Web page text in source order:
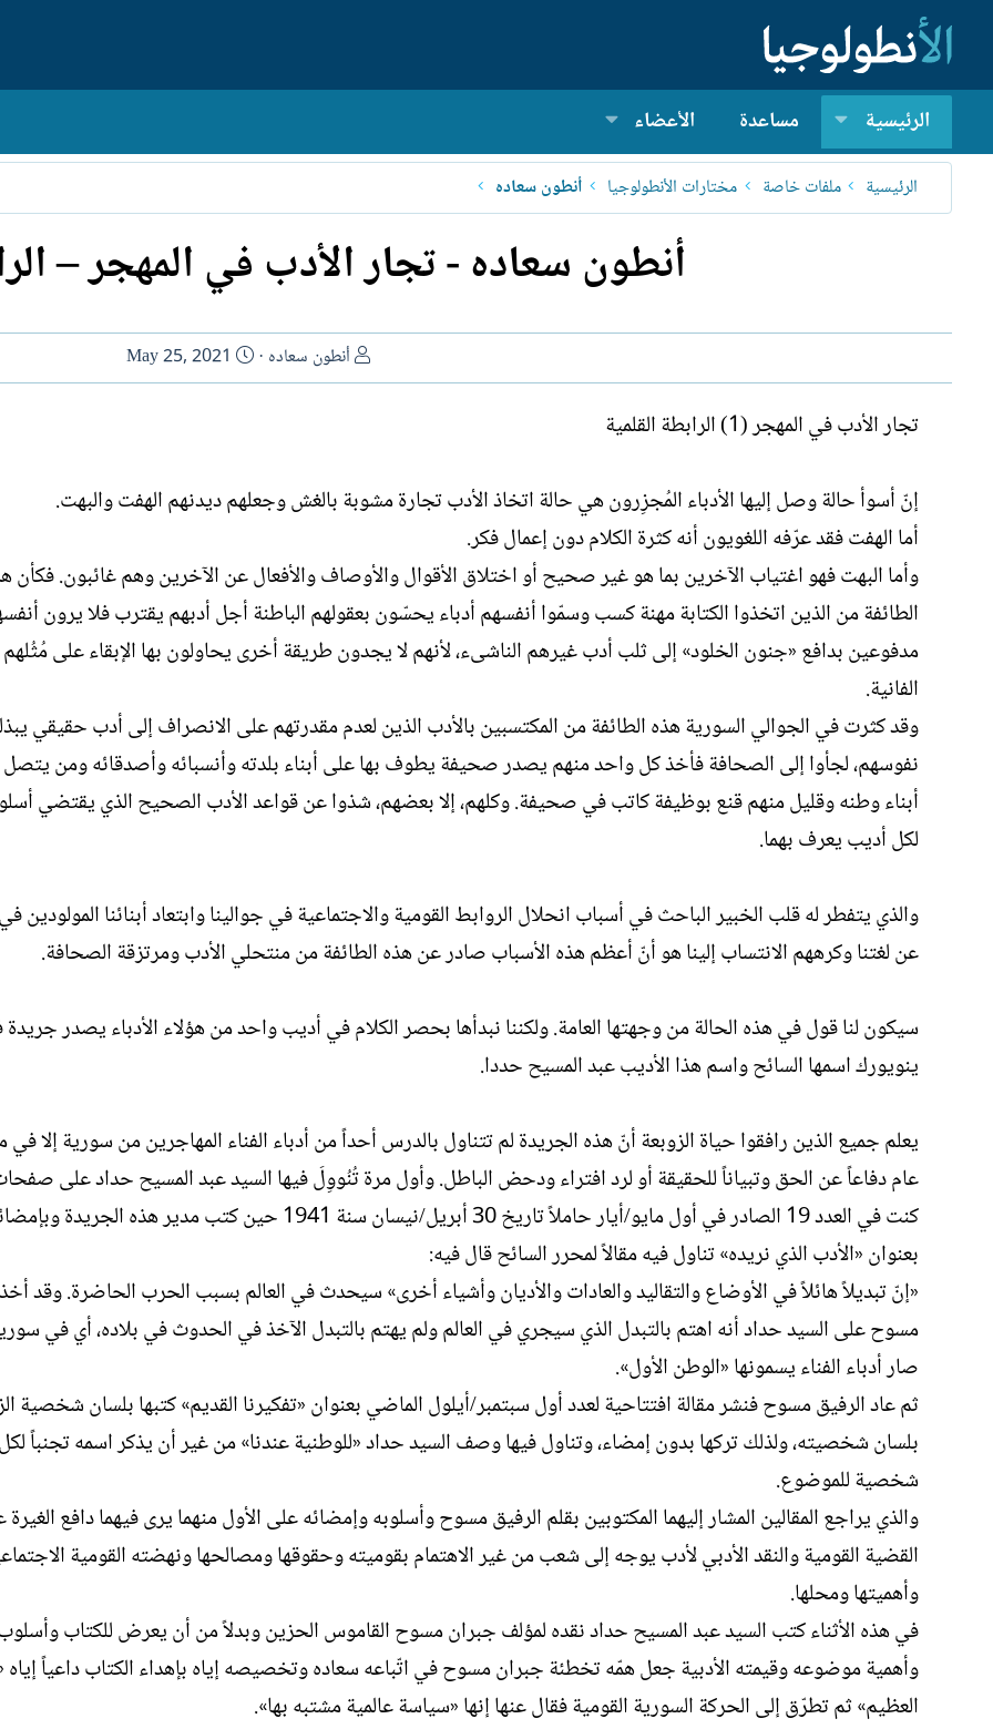
الرئيسية مساعدة الأعضاء
الرئيسية ملفات خاصة مختارات الأنطولوجيا أنطون سعاده
أنطون سعاده - تجار الأدب في المهجر –
ا
ل
ب
أنطون سعاده
ا
ل
ن
ش
ا
ء
May 25, 2021
تجار الأدب في المهجر (1) الرابطة القلمية
إنّ أسوأ حالة وصل إليها الأدباء المُجزِرون هي حالة اتخاذ الأدب تجارة مشوبة بالغش وجعلهم ديدنهم الهفت والبهت.
أما الهفت فقد عرّفه اللغويون أنه كثرة الكلام دون إعمال فكر.
وأما البهت فهو اغتياب الآخرين بما هو غير صحيح أو اختلاق الأقوال والأوصاف والأفعال عن الآخرين وهم غائبون. فكأن
الطائفة من الذين اتخذوا الكتابة مهنة كسب وسمّوا أنفسهم أدباء يحسّون بعقولهم الباطنة أجل أدبهم يقترب فلا يرون
مدفوعين بدافع «جنون الخلود» إلى ثلب أدب غيرهم الناشىء، لأنهم لا يجدون طريقة أخرى يحاولون بها الإبقاء على مُثُلهم
الفانية.
وقد كثرت في الجوالي السورية هذه الطائفة من المكتسبين بالأدب الذين لعدم مقدرتهم على الانصراف إلى أدب حقيقي
نفوسهم، لجأوا إلى الصحافة فأخذ كل واحد منهم يصدر صحيفة يطوف بها على أبناء بلدته وأنسبائه وأصدقائه ومن
أبناء وطنه وقليل منهم قنع بوظيفة كاتب في صحيفة. وكلهم، إلا بعضهم، شذوا عن قواعد الأدب الصحيح الذي يقتضي
لكل أديب يعرف بهما.
والذي يتفطر له قلب الخبير الباحث في أسباب انحلال الروابط القومية والاجتماعية في جوالينا وابتعاد أبنائنا المولودين
عن لغتنا وكرههم الانتساب إلينا هو أنّ أعظم هذه الأسباب صادر عن هذه الطائفة من منتحلي الأدب ومرتزقة الصحافة.
سيكون لنا قول في هذه الحالة من وجهتها العامة. ولكننا نبدأها بحصر الكلام في أديب واحد من هؤلاء الأدباء يصدر
ينويورك اسمها السائح واسم هذا الأديب عبد المسيح حددا.
يعلم جميع الذين رافقوا حياة الزوبعة أنّ هذه الجريدة لم تتناول بالدرس أحداً من أدباء الفناء المهاجرين من سورية إلا
عام دفاعاً عن الحق وتبياناً للحقيقة أو لرد افتراء ودحض الباطل. وأول مرة تُنُووِلَ فيها السيد عبد المسيح حداد على
كنت في العدد 19 الصادر في أول مايو/أيار حاملاً تاريخ 30 أبريل/نيسان سنة 1941 حين كتب مدير هذه
بعنوان «الأدب الذي نريده» تناول فيه مقالاً لمحرر السائح قال فيه:
«إنّ تبديلاً هائلاً في الأوضاع والتقاليد والعادات والأديان وأشياء أخرى» سيحدث في العالم بسبب الحرب الحاضرة. وقد
مسوح على السيد حداد أنه اهتم بالتبدل الذي سيجري في العالم ولم يهتم بالتبدل الآخذ في الحدوث في بلاده، أي في
صار أدباء الفناء يسمونها «الوطن الأول».
ثم عاد الرفيق مسوح فنشر مقالة افتتاحية لعدد أول سبتمبر/أيلول الماضي بعنوان «تفكيرنا القديم» كتبها بلسان شخصية
بلسان شخصيته، ولذلك تركها بدون إمضاء، وتناول فيها وصف السيد حداد «للوطنية عندنا» من غير أن يذكر اسمه تجنباً
شخصية للموضوع.
والذي يراجع المقالين المشار إليهما المكتوبين بقلم الرفيق مسوح وأسلوبه وإمضائه على الأول منهما يرى فيهما دافع
القضية القومية والنقد الأدبي لأدب يوجه إلى شعب من غير الاهتمام بقوميته وحقوقها ومصالحها ونهضته القومية
وأهميتها ومحلها.
في هذه الأثناء كتب السيد عبد المسيح حداد نقده لمؤلف جبران مسوح القاموس الحزين وبدلاً من أن يعرض للكتاب
وأهمية موضوعه وقيمته الأدبية جعل همّه تخطئة جبران مسوح في اتّباعه سعاده وتخصيصه إياه بإهداء الكتاب داعياً
العظيم» ثم تطرّق إلى الحركة السورية القومية فقال عنها إنها «سياسة عالمية مشتبه بها».